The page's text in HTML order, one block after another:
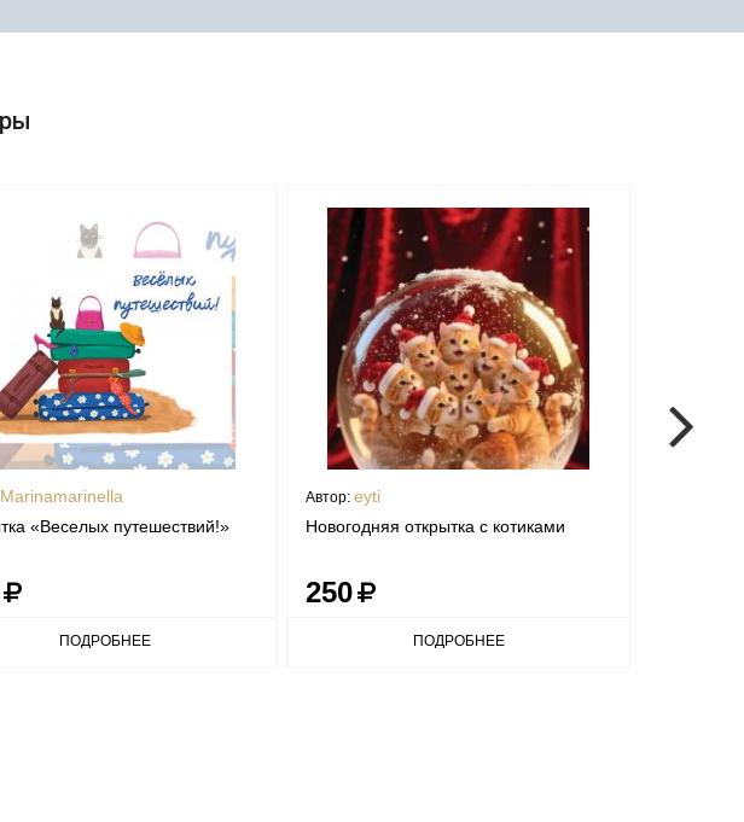
Marinamarinella
«Веселых путешествий!»
ПОДРОБНЕЕ
Автор: eyti
Новогодняя открытка с котиками
250
ПОДРОБНЕЕ